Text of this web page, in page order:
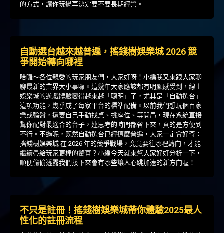
的方式，讓你玩過再決定要不要長期經營。
自動選台越來越普遍，搖錢樹娛樂城 2026 競
爭開始轉向哪裡
哈囉～各位親愛的玩家朋友們，大家好呀！小編我又來跟大家聊
聊最新的業界大小事囉。這幾年大家應該都有明顯感受到，線上
娛樂城的遊戲體驗變得越來越「聰明」了，尤其是「自動選台」
這項功能，幾乎成了每家平台的標準配備。以前我們想玩個百家
樂或輪盤，還要自己手動找桌、挑座位、等開局，現在系統直接
幫你配對最適合的台子，連思考的時間都省下來，真的是方便到
不行。不過呢，既然自動選台已經這麼普遍，大家一定會好奇：
搖錢樹娛樂城 在 2026 年的競爭戰場，究竟要往哪裡轉向，才能
繼續帶給玩家更棒的驚喜？小編今天就來幫大家好好分析一下，
順便偷偷透露我們接下來會有哪些讓人心跳加速的新方向喔！
不只是註冊！搖錢樹娛樂城帶你體驗2025最人
性化的註冊流程